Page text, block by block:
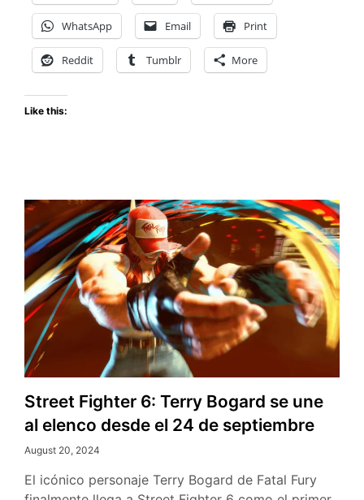
Mai
Shiranui
de
Fatal
WhatsApp Email Print
Reddit Tumblr More
Like this:
Street Fighter 6: Terry Bogard se une
al elenco desde el 24 de septiembre
August 20, 2024
El icónico personaje Terry Bogard de Fatal Fury